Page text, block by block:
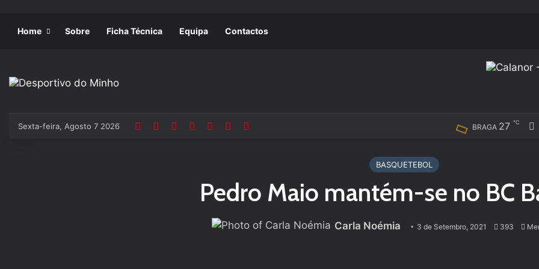
Home Sobre Ficha Técnica Equipa Contactos
Sexta-feira, Agosto 7 2026 BRAGA 27 ℃
BASQUETEBOL
Pedro Maio mantém-se no BC
Carla Noémia 3 de Setembro, 2021 393